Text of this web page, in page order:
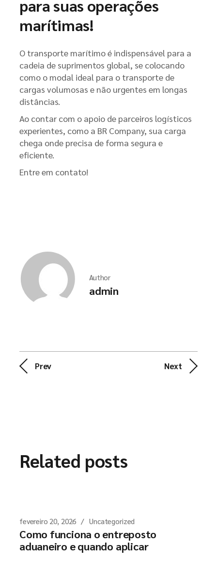
para suas operações
marítimas!
O transporte marítimo é indispensável para a
cadeia de suprimentos global, se colocando
como o modal ideal para o transporte de
cargas volumosas e não urgentes em longas
distâncias.
Ao contar com o apoio de parceiros logísticos
experientes, como a BR Company, sua carga
chega onde precisa de forma segura e
eficiente.
Entre em contato!
Author
admin
Prev Next
Related posts
fevereiro 20, 2026 Uncategorized
Como funciona o entreposto
aduaneiro e quando aplicar